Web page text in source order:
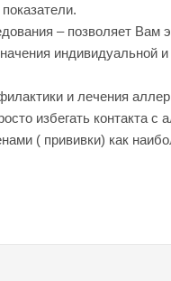
– позволяет Вам
индивидуальной
и лечения
избегать контакта
( прививки) как